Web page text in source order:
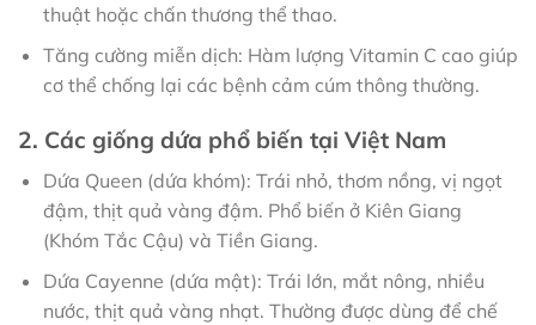
thuật hoặc chấn thương thể thao.
Tăng cường miễn dịch: Hàm lượng Vitamin C cao giúp
cơ thể chống lại các bệnh cảm cúm thông thường.
2. Các giống dứa phổ biến tại Việt Nam
Dứa Queen (dứa khóm): Trái nhỏ, thơm nồng, vị ngọt
đậm, thịt quả vàng đậm. Phổ biến ở Kiên Giang
(Khóm Tắc Cậu) và Tiền Giang.
Dứa Cayenne (dứa mật): Trái lớn, mắt nông, nhiều
nước, thịt quả vàng nhạt. Thường được dùng để chế